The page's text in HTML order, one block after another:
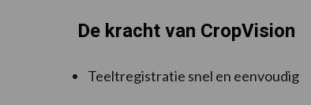
De kracht van CropVision
Teeltregistratie snel en eenvoudig